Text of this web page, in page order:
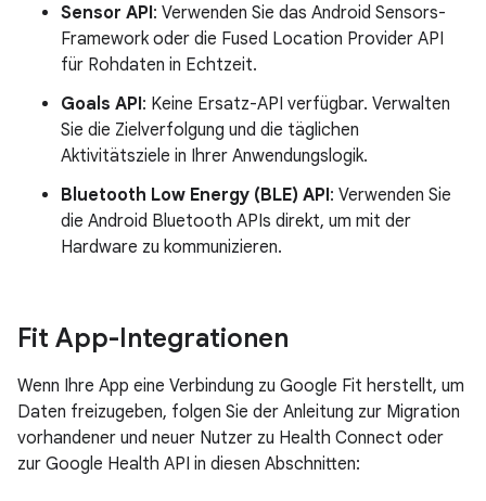
Sensor API: Verwenden Sie das Android Sensors-
Framework oder die Fused Location Provider API
für Rohdaten in Echtzeit.
Goals API: Keine Ersatz-API verfügbar. Verwalten
Sie die Zielverfolgung und die täglichen
Aktivitätsziele in Ihrer Anwendungslogik.
Bluetooth Low Energy (BLE) API: Verwenden Sie
die Android Bluetooth APIs direkt, um mit der
Hardware zu kommunizieren.
Fit App-Integrationen
Wenn Ihre App eine Verbindung zu Google Fit herstellt, um
Daten freizugeben, folgen Sie der Anleitung zur Migration
vorhandener und neuer Nutzer zu Health Connect oder
zur Google Health API in diesen Abschnitten: